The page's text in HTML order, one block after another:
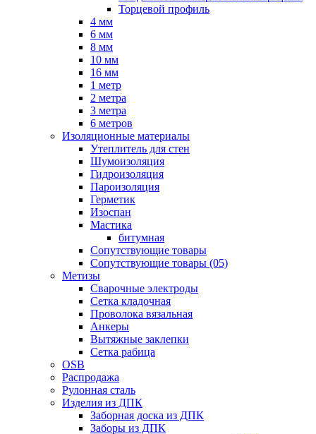
Торцевой профиль
4 мм
6 мм
8 мм
10 мм
16 мм
1 метр
2 метра
3 метра
6 метров
Изоляционные материалы
Утеплитель для стен
Шумоизоляция
Гидроизоляция
Пароизоляция
Герметик
Изоспан
Мастика
битумная
Сопутствующие товары
Сопутствующие товары (05)
Метизы
Сварочные электроды
Сетка кладочная
Проволока вязальная
Анкеры
Вытяжные заклепки
Сетка рабица
OSB
Распродажа
Рулонная сталь
Изделия из ДПК
Заборная доска из ДПК
Заборы из ДПК